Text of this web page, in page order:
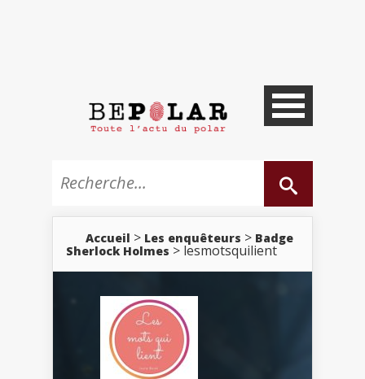
Accueil > Les enquêteurs > Badge
Sherlock Holmes > lesmotsquilient